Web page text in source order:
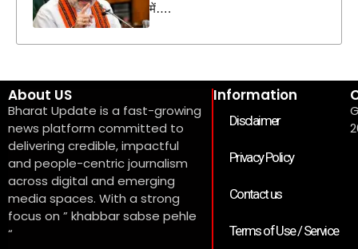
में….
About US
Bharat Update is a fast-growing
news platform committed to
delivering credible, impactful
and people-centric journalism
across digital and emerging
media spaces. With a strong
focus on ” khabbar sabse pehle
“
Information
Disclaimer
Privacy Policy
Contact us
Terms of Use / Service